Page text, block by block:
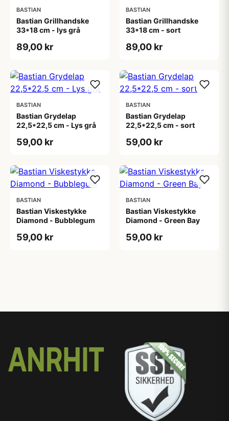
BASTIAN
Bastian Grillhandske
33*18 cm - lys grå
89,00 kr
BASTIAN
Bastian Grillhandske
33*18 cm - sort
89,00 kr
BASTIAN
Bastian Grydelap
22,5*22,5 cm - Lys grå
59,00 kr
BASTIAN
Bastian Grydelap
22,5*22,5 cm - sort
59,00 kr
BASTIAN
Bastian Viskestykke
Diamond - Bubblegum
59,00 kr
BASTIAN
Bastian Viskestykke
Diamond - Green Bay
59,00 kr